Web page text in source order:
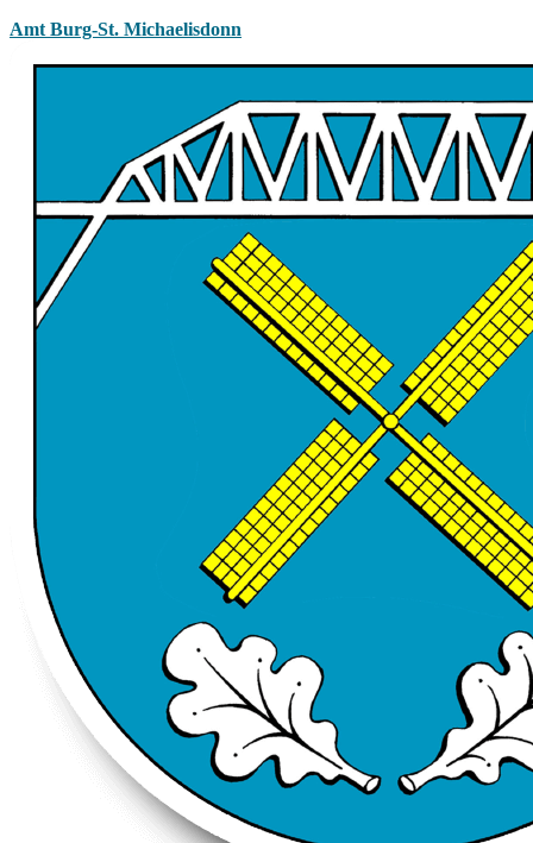
Amt Burg-St. Michaelisdonn